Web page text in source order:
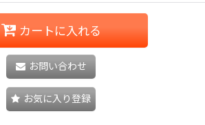
カートに入れる
お問い合わせ
お気に入り登録